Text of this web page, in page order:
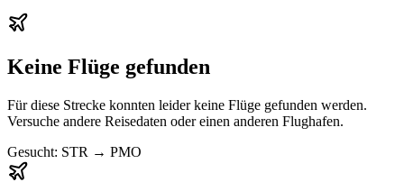
Keine Flüge gefunden
Für diese Strecke konnten leider keine Flüge gefunden werden.
Versuche andere Reisedaten oder einen anderen Flughafen.
Gesucht: STR → PMO